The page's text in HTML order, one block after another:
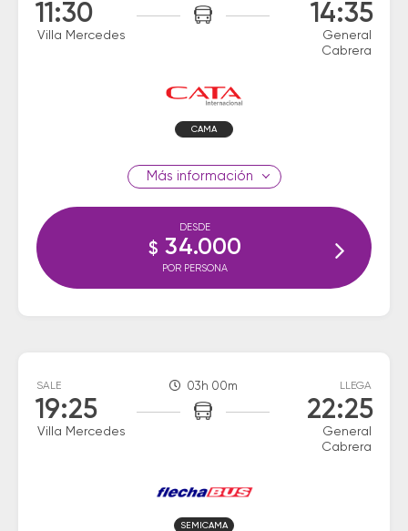
11:30
Villa Mercedes
14:35
General
Cabrera
CAMA
información
DESDE
$ 34.000
POR PERSONA
SALE
19:25
Villa Mercedes
03h 00m LLEGA
22:25
General
Cabrera
SEMICAMA